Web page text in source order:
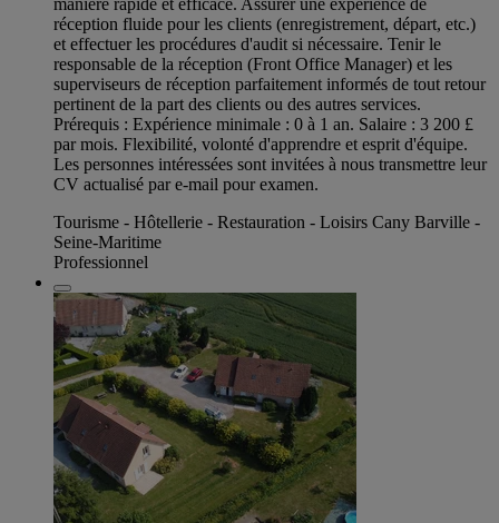
réception fluide pour les clients (enregistrement, départ, etc.)
et effectuer les procédures d'audit si nécessaire. Tenir le
responsable de la réception (Front Office Manager) et les
superviseurs de réception parfaitement informés de tout retour
pertinent de la part des clients ou des autres services.
Prérequis : Expérience minimale : 0 à 1 an. Salaire : 3 200 £
par mois. Flexibilité, volonté d'apprendre et esprit d'équipe.
Les personnes intéressées sont invitées à nous transmettre leur
CV actualisé par e-mail pour examen.
Tourisme - Hôtellerie - Restauration - Loisirs Cany Barville -
Seine-Maritime
Professionnel